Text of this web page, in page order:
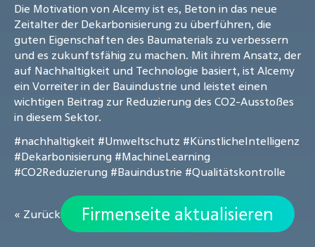
Die Motivation von Alcemy ist es, Beton in das neue
Zeitalter der Dekarbonisierung zu überführen, die
guten Eigenschaften des Baumaterials zu verbessern
und es zukunftsfähig zu machen. Mit ihrem Ansatz, der
auf Nachhaltigkeit und Technologie basiert, ist Alcemy
ein Vorreiter in der Bauindustrie und leistet einen
wichtigen Beitrag zur Reduzierung des CO2-Ausstoßes
in diesem Sektor.
#nachhaltigkeit #Umweltschutz #KünstlicheIntelligenz
#Dekarbonisierung #MachineLearning
#CO2Reduzierung #Bauindustrie #Qualitätskontrolle
« Zurück Firmenseite aktualisieren